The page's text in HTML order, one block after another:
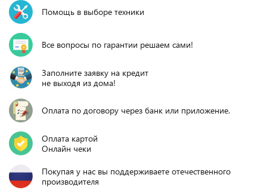
Помощь в выборе техники
Все вопросы по гарантии решаем сами!
Заполните заявку на кредит
не выходя из дома!
Оплата по договору через банк или приложение.
Оплата картой
Онлайн чеки
Покупая у нас вы поддерживаете отечественного
производителя